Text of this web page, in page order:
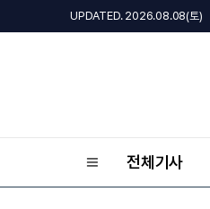
UPDATED. 2026.08.08(토)
전체기사